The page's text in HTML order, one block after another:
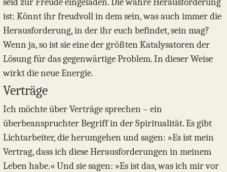
ist: Könnt ihr freudvoll in dem sein, was auch immer die
Herausforderung, in der ihr euch befindet, sein mag?
Wenn ja, so ist sie eine der größten Katalysatoren der
Lösung für das gegenwärtige Problem. In dieser Weise
wirkt die neue Energie.
Verträge
Ich möchte über Verträge sprechen – ein
überbeanspruchter Begriff in der Spiritualität. Es gibt
Lichtarbeiter, die herumgehen und sagen: »Es ist mein
Vertrag, dass ich diese Herausforderungen in meinem
Leben habe.« Und sie sagen: »Es ist das, was ich mir vor